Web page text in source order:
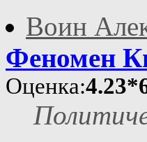
Воин
Феномен
Оценка: